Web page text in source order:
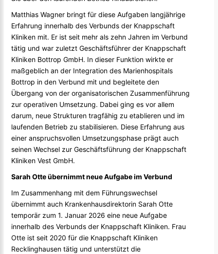
Matthias Wagner bringt für diese Aufgaben langjährige
Erfahrung innerhalb des Verbunds der Knappschaft
Kliniken mit. Er ist seit mehr als zehn Jahren im Verbund
tätig und war zuletzt Geschäftsführer der Knappschaft
Kliniken Bottrop GmbH. In dieser Funktion wirkte er
maßgeblich an der Integration des Marienhospitals
Bottrop in den Verbund mit und begleitete den
Übergang von der organisatorischen Zusammenführung
zur operativen Umsetzung. Dabei ging es vor allem
darum, neue Strukturen tragfähig zu etablieren und im
laufenden Betrieb zu stabilisieren. Diese Erfahrung aus
einer anspruchsvollen Umsetzungsphase prägt auch
seinen Wechsel zur Geschäftsführung der Knappschaft
Kliniken Vest GmbH.
Sarah Otte übernimmt neue Aufgabe im Verbund
Im Zusammenhang mit dem Führungswechsel
übernimmt auch Krankenhausdirektorin Sarah Otte
temporär zum 1. Januar 2026 eine neue Aufgabe
innerhalb des Verbunds der Knappschaft Kliniken. Frau
Otte ist seit 2020 für die Knappschaft Kliniken
Recklinghausen tätig und unterstützt die